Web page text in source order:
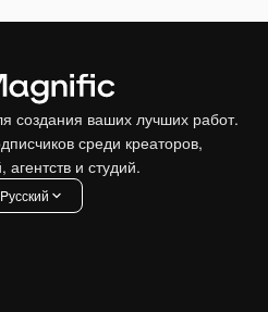
создания ваших лучших работ.
среди креаторов,
агентств и студий.
Pусский